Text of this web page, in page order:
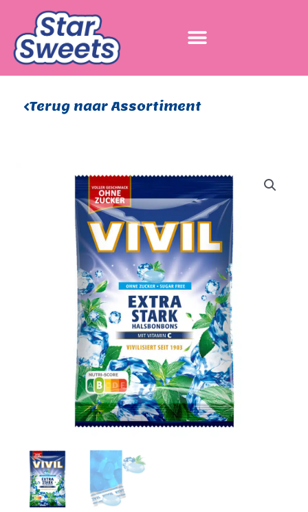
inhoud
Terug naar Assortiment